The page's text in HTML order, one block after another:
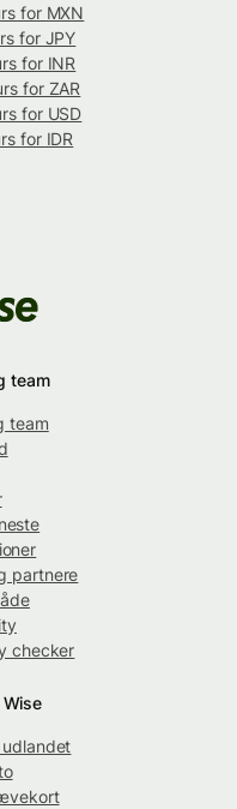
for MXN
for JPY
for INR
for ZAR
for USD
for IDR
team
team
partnere
checker